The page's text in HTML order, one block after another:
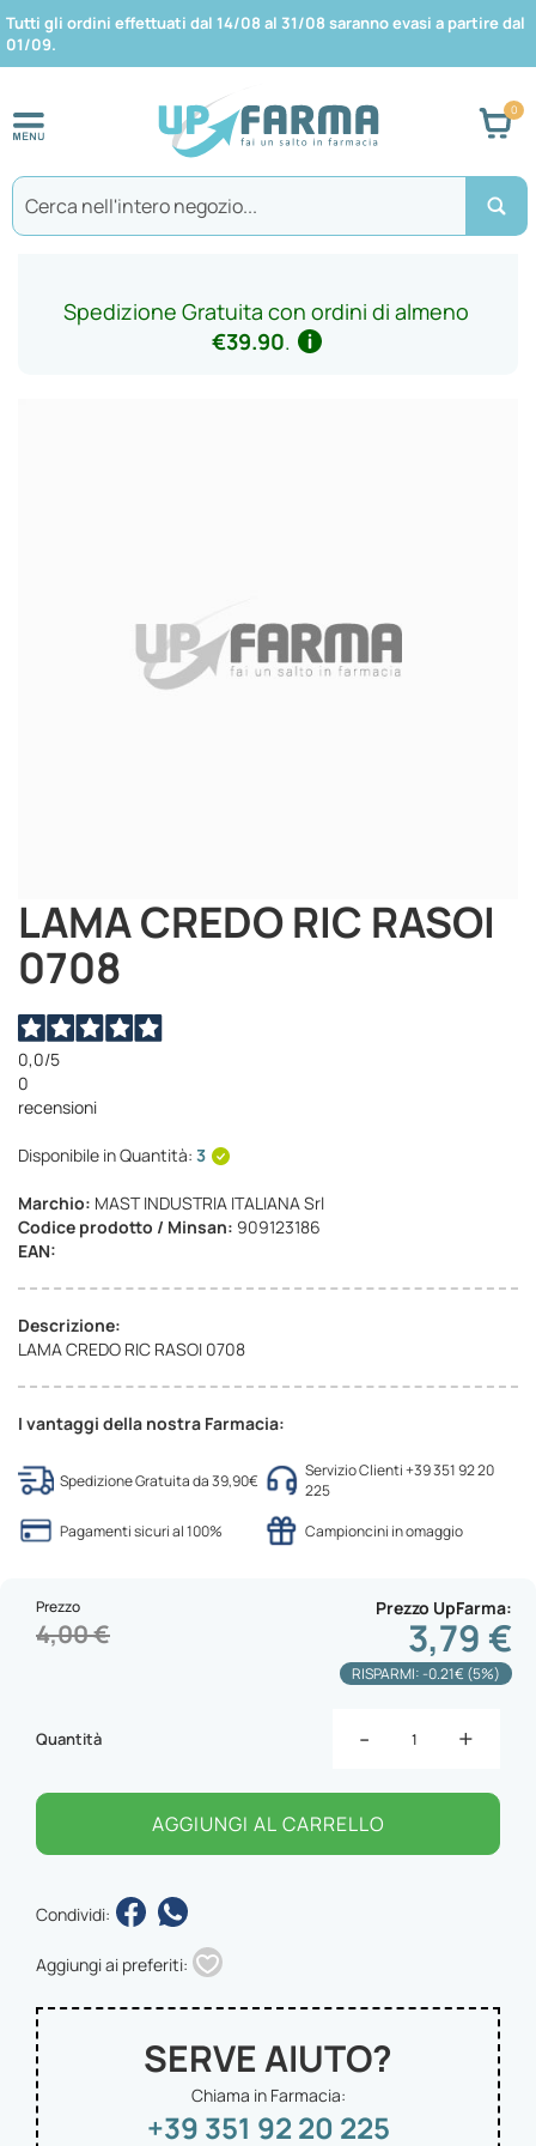
Tutti gli ordini effettuati dal 14/08 al 31/08 saranno evasi a partire dal
01/09.
Spedizione Gratuita con ordini di almeno
€39.90.
LAMA CREDO RIC RASOI
0708
0,0/5
0
recensioni
Disponibile in Quantità: 3
Marchio: MAST INDUSTRIA ITALIANA Srl
Codice prodotto / Minsan: 909123186
EAN:
Descrizione:
LAMA CREDO RIC RASOI 0708
I vantaggi della nostra Farmacia:
Spedizione Gratuita da 39,90€
Servizio Clienti +39 351 92 20
225
Pagamenti sicuri al 100%
Campioncini in omaggio
Prezzo UpFarma
3,79 €
Prezzo
4,00 €
RISPARMI: -0.21€ (5%)
Quantità - +
AGGIUNGI AL CARRELLO
Condividi:
Aggiungi ai preferiti:
SERVE AIUTO?
Chiama in Farmacia:
+39 351 92 20 225
Vai
all'inizio
della
galleria
immagini